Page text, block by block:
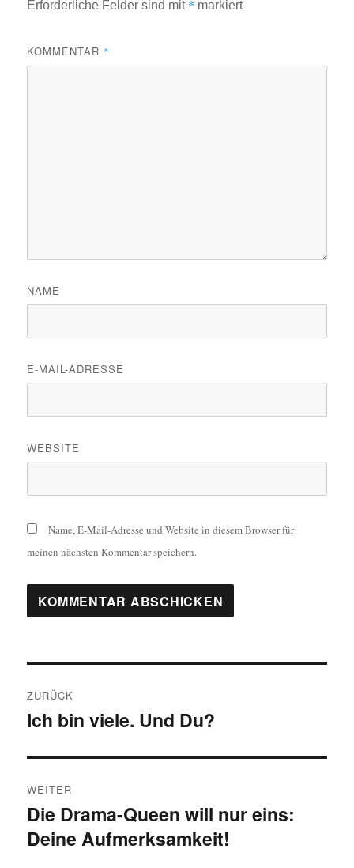
Erforderliche Felder sind mit * markiert
KOMMENTAR *
NAME
E-MAIL-ADRESSE
WEBSITE
Name, E-Mail-Adresse und Website in diesem Browser für
meinen nächsten Kommentar speichern.
ZURÜCK
Vorheriger
Ich bin viele. Und Du?
WEITER
Nächster
Beitrag:
Die Drama-Queen will nur eins:
Deine Aufmerksamkeit!